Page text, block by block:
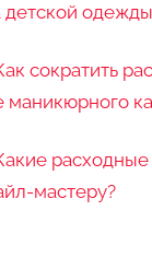
детской одежды
сократить
маникюрного
мастеру?